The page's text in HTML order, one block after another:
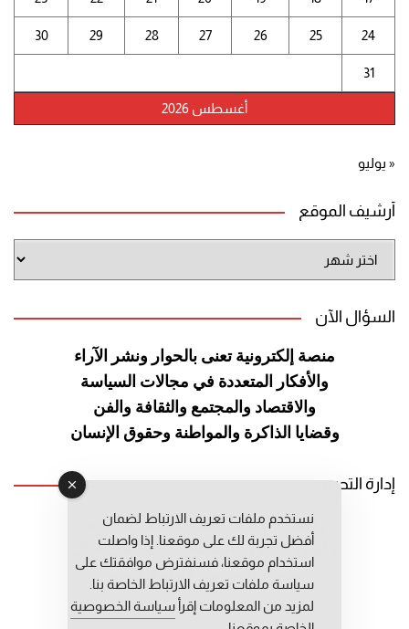
أغسطس 2026
24
25
26
27
28
29
30
31
« يوليو
أرشيف الموقع
الموقع
السؤال الآن
منصة إلكترونية تعنى بالحوار ونشر الآراء
والأفكار المتعددة في مجالات السياسة
والاقتصاد والمجتمع والثقافة والفن
وقضايا الذاكرة والمواطنة وحقوق الإنسان
إدارة التحرير
رئيس التحرير: عبد الرحيم التوراني
رئيس التحرير المساعد: المعطي قبال
مديرة التحرير: فاطمة حوحو
نستخدم ملفات تعريف الارتباط لضمان
أفضل تجربة لك على موقعنا. إذا واصلت
استخدام موقعنا، فسنفترض موافقتك على
سياسة ملفات تعريف الارتباط الخاصة بنا.
لمزيد من المعلومات إقرأ سياسة الخصوصية